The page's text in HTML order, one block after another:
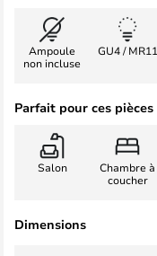
Ampoule
non incluse
GU4 / MR11
Parfait pour ces pièces
Salon
Chambre à
coucher
Dimensions